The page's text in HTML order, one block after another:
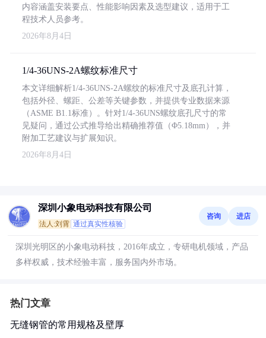
内容涵盖安装要点、性能影响因素及选型建议，适用于工
程技术人员参考。
2026年8月4日
1/4-36UNS-2A螺纹标准尺寸
本文详细解析1/4-36UNS-2A螺纹的标准尺寸及底孔计算，
包括外径、螺距、公差等关键参数，并提供专业数据来源
（ASME B1.1标准）。针对1/4-36UNS螺纹底孔尺寸的常
见疑问，通过公式推导给出精确推荐值（Φ5.18mm），并
附加工艺建议与扩展知识。
2026年8月4日
深圳小象电动科技有限公司
法人:刘霄 通过真实性核验
咨询 进店
深圳光明区的小象电动科技，2016年成立，专研电机领域，产品
多样权威，技术经验丰富，服务国内外市场。
热门文章
无缝钢管的常用规格及壁厚